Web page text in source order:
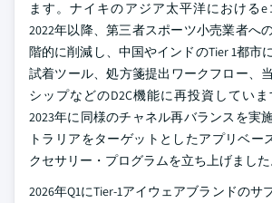
ます。ナイキのアジア太平洋におけるe
2022年以降、第三者スポーツ小売業者へ
階的に削減し、中国やインドのTier 1都市
試着ツール、処方箋提出ワークフロー、
シップなどのD2C機能に再投資してい
2023年に同様のチャネル再バランスを実
トラリアをターゲットとしたアプリベー
クセサリー・プログラムを立ち上げました
2026年Q1にTier-1アイウェアブランドのサ